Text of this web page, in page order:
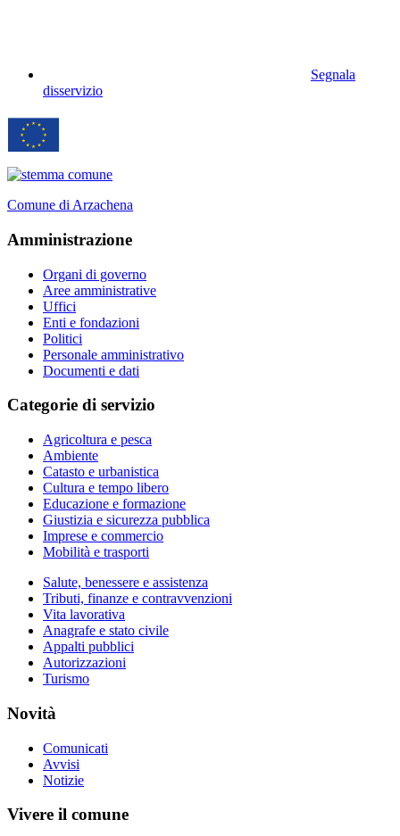
Segnala
disservizio
Comune di Arzachena
Amministrazione
Organi di governo
Aree amministrative
Uffici
Enti e fondazioni
Politici
Personale amministrativo
Documenti e dati
Categorie di servizio
Agricoltura e pesca
Ambiente
Catasto e urbanistica
Cultura e tempo libero
Educazione e formazione
Giustizia e sicurezza pubblica
Imprese e commercio
Mobilità e trasporti
Salute, benessere e assistenza
Tributi, finanze e contravvenzioni
Vita lavorativa
Anagrafe e stato civile
Appalti pubblici
Autorizzazioni
Turismo
Novità
Comunicati
Avvisi
Notizie
Vivere il comune